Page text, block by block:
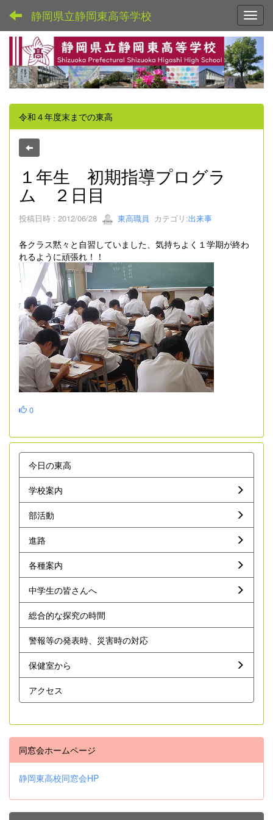
静岡県立静岡東高等学校
令和４年度末までの東高
１年生 初期指導プログラ
ム ２日目
投稿日時 : 2012/06/28 東高職員 カテゴリ:出来事
各クラス黙々と自習していました、気持ちよく１学期が終わ
れるように頑張れ！！
0
今日の東高
学校案内
部活動
進路
各種案内
中学生の皆さんへ
総合的な探究の時間
警報等の発表時、災害時の対応
保健室から
アクセス
同窓会ホームページ
静岡東高校同窓会HP